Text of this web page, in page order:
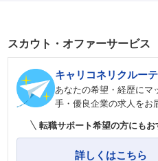
スカウト・オファーサービス
キャリコネリクルー
あなたの希望・経歴にマ
手・優良企業の求人をお
転職サポート希望の方にもお
詳しくはこちら